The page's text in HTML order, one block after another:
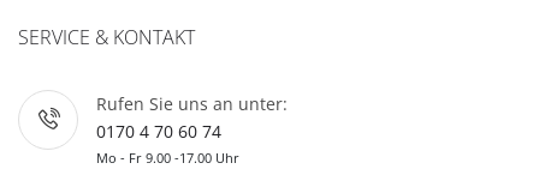
SERVICE & KONTAKT
Rufen Sie uns an unter:
0170 4 70 60 74
Mo - Fr 9.00 -17.00 Uhr